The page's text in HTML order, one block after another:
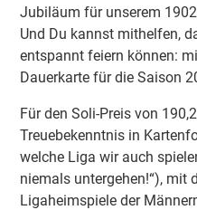
Jubiläum für unserem
Und Du kannst mithelfen,
entspannt feiern können:
Dauerkarte für die Saison
Für den Soli-Preis von
Treuebekenntnis in
welche Liga wir auch
niemals untergehen!“), mit
Ligaheimspiele der